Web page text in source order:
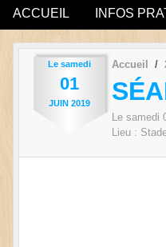
ACCUEIL INFOS
Le samedi
01
JUIN 2019
Accueil
Le samedi
Lieu :